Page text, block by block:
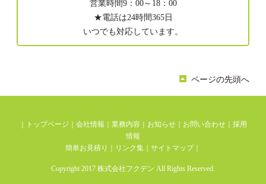
営業時間9：00～18：00
★電話は24時間365日
いつでも対応しています。
ページの先頭へ
トップページ 会社情報 業務内容 お知らせ お問い合わせ
採用
情報
簡単お見積り
リンク集 サイトマップ｜
Copyright 2017 株式会社フクデン All Rights Reserved.